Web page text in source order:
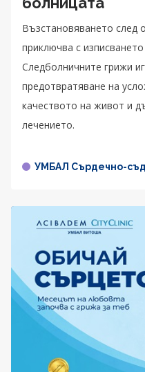
Възстановяването след
приключва с
Следболничните грижи
предотвратяване на
качеството на живот и
лечението.
УМБАЛ Сърдечно-